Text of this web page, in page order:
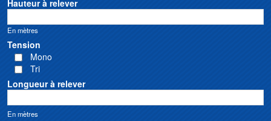
Hauteur à relever
En mètres
Tension
Mono
Tri
Longueur à relever
En mètres